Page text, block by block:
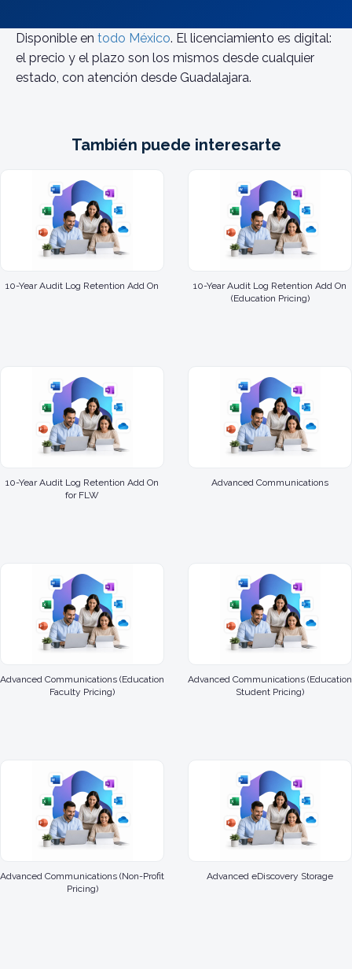
Disponible en todo México. El licenciamiento es digital:
el precio y el plazo son los mismos desde cualquier
estado, con atención desde Guadalajara.
También puede interesarte
10-Year Audit Log Retention Add On
10-Year Audit Log Retention Add On
(Education Pricing)
10-Year Audit Log Retention Add On
for FLW
Advanced Communications
Advanced Communications (Education
Faculty Pricing)
Advanced Communications (Education
Student Pricing)
Advanced Communications (Non-Profit
Pricing)
Advanced eDiscovery Storage